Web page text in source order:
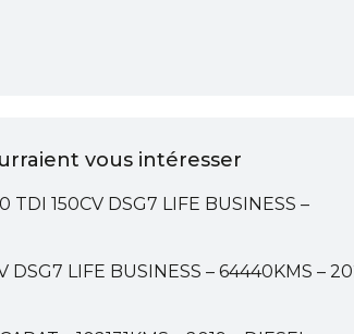
vous intéresser
TDI 150CV DSG7 LIFE BUSINESS –
DSG7 LIFE BUSINESS – 64440KMS –